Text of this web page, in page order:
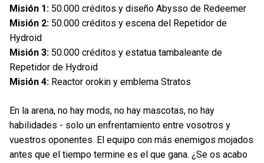
Misión 1: 50.000 créditos y diseño Abysso de Redeemer
Misión 2: 50.000 créditos y escena del Repetidor de
Hydroid
Misión 3: 50.000 créditos y estatua tambaleante de
Repetidor de Hydroid
Misión 4: Reactor orokin y emblema Stratos
En la arena, no hay mods, no hay mascotas, no hay
habilidades - solo un enfrentamiento entre vosotros y
vuestros oponentes. El equipo con más enemigos mojados
antes que el tiempo termine es el que gana. ¿Se os acabo